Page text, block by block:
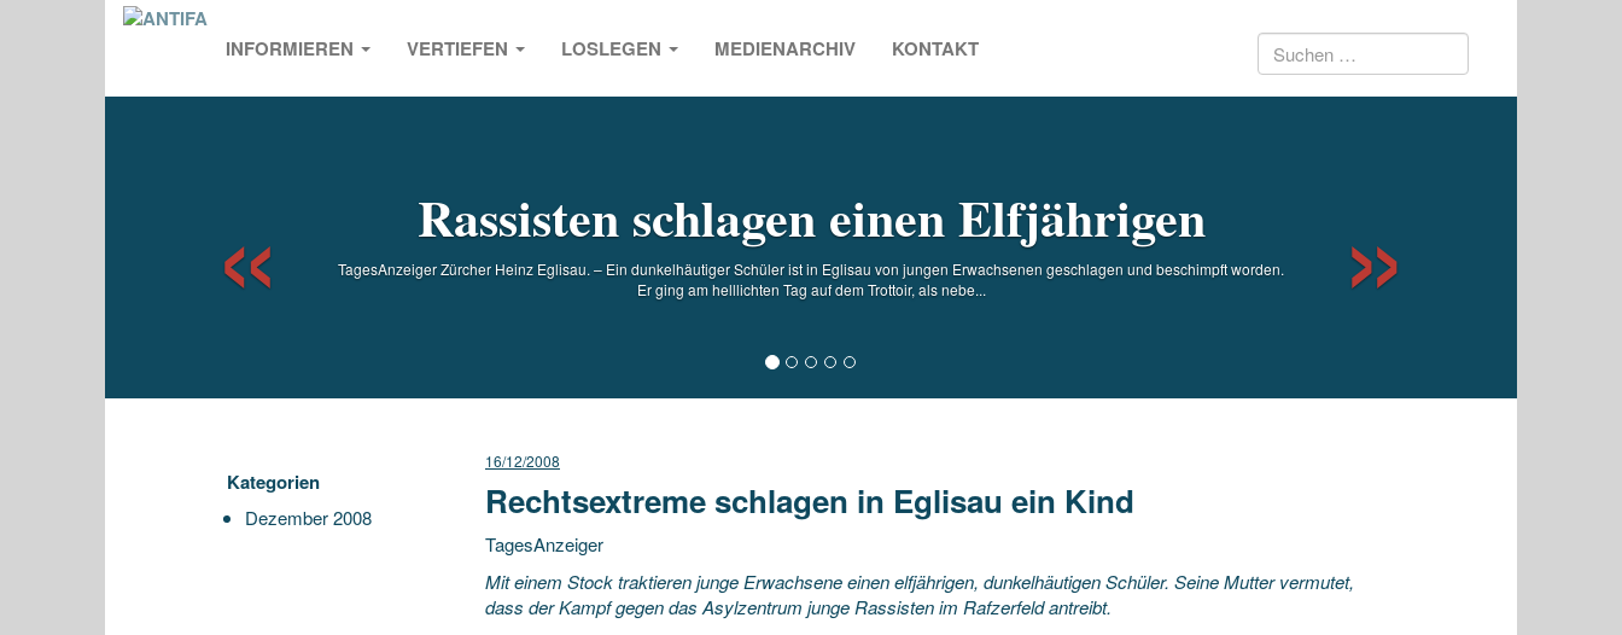
INFORMIEREN VERTIEFEN LOSLEGEN MEDIENARCHIV KONTAKT Suchen
Rassisten schlagen einen Elfjährigen
TagesAnzeiger Zürcher Heinz Eglisau. – Ein dunkelhäutiger Schüler ist in Eglisau von jungen Erwachsenen geschlagen und beschimpft worden.
Er ging am helllichten Tag auf dem Trottoir, als nebe...
Kategorien
Dezember 2008
16/12/2008
Rechtsextreme schlagen in Eglisau ein Kind
TagesAnzeiger
Mit einem Stock traktieren junge Erwachsene einen elfjährigen, dunkelhäutigen Schüler. Seine Mutter vermutet,
dass der Kampf gegen das Asylzentrum junge Rassisten im Rafzerfeld antreibt.